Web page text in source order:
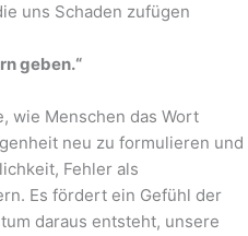
uns Schaden zufügen
geben.“
wie Menschen das Wort
neu zu formulieren und
Fehler als
Es fördert ein Gefühl der
daraus entsteht, unsere